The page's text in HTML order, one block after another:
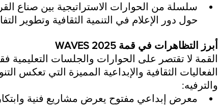
سلسلة من الحوارات الاستراتيجية بين صناع
حول دور الإعلام في التنمية الثقافية وتطوير
أبرز التظاهرات في قمة WAVES 2025
القمة لا تقتصر على الحوارات والجلسات التعليمية
الفعاليات الثقافية والإبداعية المميزة التي تعكس
والترفيه:
معرض إبداعي مفتوح يعرض مشاريع فنية